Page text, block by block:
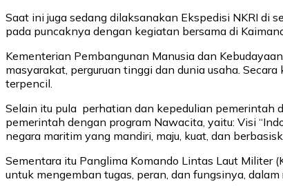
Saat ini juga sedang dilaksanakan Ekspedisi NKRI di
pada puncaknya dengan kegiatan bersama di
Kementerian Pembangunan Manusia dan
masyarakat, perguruan tinggi dan dunia usaha.
terpencil.
Selain itu pula perhatian dan kepedulian pemerintah
pemerintah dengan program Nawacita, yaitu: Visi
negara maritim yang mandiri, maju, kuat, dan
Sementara itu Panglima Komando Lintas Laut Militer
untuk mengemban tugas, peran, dan fungsinya,